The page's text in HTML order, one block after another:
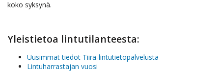
koko syksynä.
Yleistietoa lintutilanteesta:
Uusimmat tiedot Tiira-lintutietopalvelusta
Lintuharrastajan vuosi